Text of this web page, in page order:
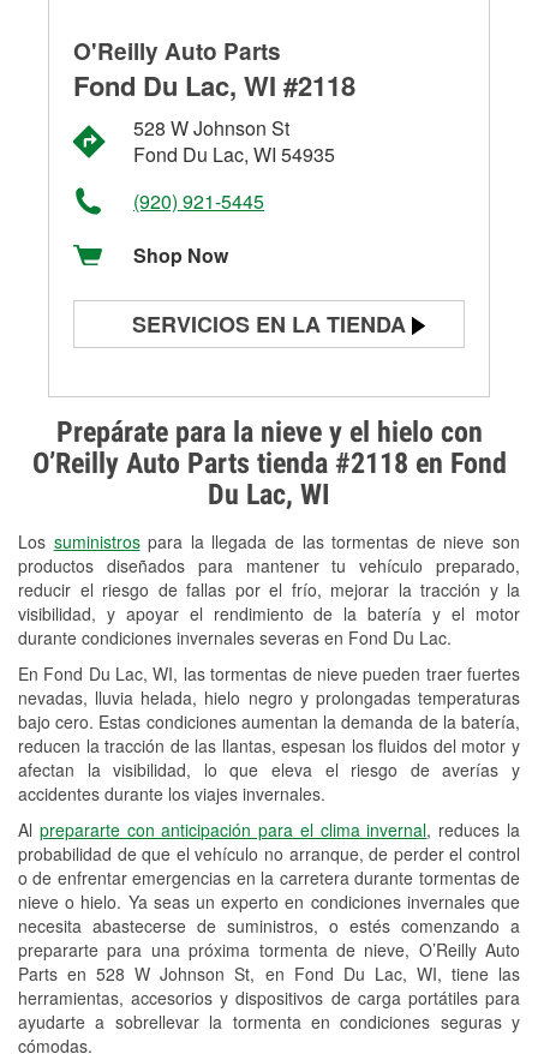
Prepárate para la nieve y el hielo con
O’Reilly Auto Parts tienda #2118 en Fond
Du Lac, WI
Los suministrospara la llegada de las tormentas de nieve son
productos diseñados para mantener tu vehículo preparado,
reducir el riesgo de fallas por el frío, mejorar la tracción y la
visibilidad, y apoyar el rendimiento de la batería y el motor
durante condiciones invernales severas en Fond Du Lac.
En Fond Du Lac, WI, las tormentas de nieve pueden traer fuertes
nevadas, lluvia helada, hielo negro y prolongadas temperaturas
bajo cero. Estas condiciones aumentan la demanda de la batería,
reducen la tracción de las llantas, espesan los fluidos del motor y
afectan la visibilidad, lo que eleva el riesgo de averías y
accidentes durante los viajes invernales.
Al prepararte con anticipación para el clima invernal, reduces la
probabilidad de que el vehículo no arranque, de perder el control
o de enfrentar emergencias en la carretera durante tormentas de
nieve o hielo. Ya seas un experto en condiciones invernales que
necesita abastecerse de suministros, o estés comenzando a
prepararte para una próxima tormenta de nieve, O’Reilly Auto
Parts en 528 W Johnson St, en Fond Du Lac, WI, tiene las
herramientas, accesorios y dispositivos de carga portátiles para
ayudarte a sobrellevar la tormenta en condiciones seguras y
cómodas.
O'Reilly Auto Parts
Fond Du Lac, WI #2118
528 W Johnson St
Fond Du Lac, WI 54935
(920) 921-5445
Shop Now
SERVICIOS EN LA TIENDA
Prueba de alternadores y
arrancadores
Revisión de la luz "Check Engine"
Reciclaje de baterías y aceite
Instalación de bombillas de faros
Instalación de limpiaparabrisas
Programa de Préstamo de
Herramientas
Rectificación de tambores y discos de
freno
Snowstorm Supplies
Tornado Supplies
Conoce más